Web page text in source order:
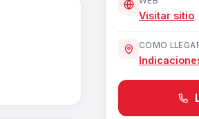
Visitar sitio
COMO